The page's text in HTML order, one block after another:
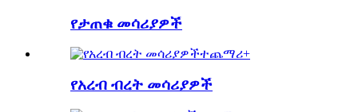
የታጠቁ መሳሪያዎች
ተጨማሪ+
የአረብ ብረት መሳሪያዎች